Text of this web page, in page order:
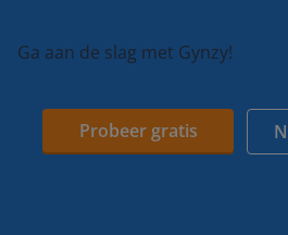
Ga aan de slag met Gynzy!
Probeer gratis